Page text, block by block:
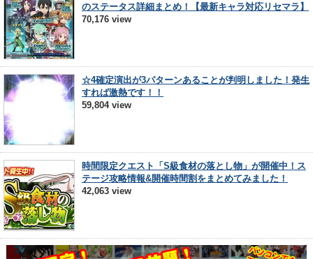
のステータス詳細まとめ！【最新キャラ対応リセマラ】
70,176 view
☆4確定演出が3パターンあることが判明しました！発生
すれば激熱です！！
59,804 view
時間限定クエスト「S級食材の落とし物」が開催中！ス
テージ攻略情報&開催時間割をまとめてみました！
42,063 view